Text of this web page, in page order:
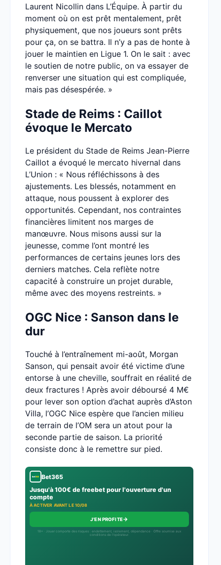
Laurent Nicollin dans L’Équipe. À partir du
moment où on est prêt mentalement, prêt
physiquement, que nos joueurs sont prêts
pour ça, on se battra. Il n’y a pas de honte à
jouer le maintien en Ligue 1. On le sait : avec
le soutien de notre public, on va essayer de
renverser une situation qui est compliquée,
mais pas désespérée. »
Stade de Reims : Caillot
évoque le Mercato
Le président du Stade de Reims Jean-Pierre
Caillot a évoqué le mercato hivernal dans
L’Union : « Nous réfléchissons à des
ajustements. Les blessés, notamment en
attaque, nous poussent à explorer des
opportunités. Cependant, nos contraintes
financières limitent nos marges de
manœuvre. Nous misons aussi sur la
jeunesse, comme l’ont montré les
performances de certains jeunes lors des
derniers matches. Cela reflète notre
capacité à construire un projet durable,
même avec des moyens restreints. »
OGC Nice : Sanson dans le
dur
Touché à l’entraînement mi-août, Morgan
Sanson, qui pensait avoir été victime d’une
entorse à une cheville, souffrait en réalité de
deux fractures ! Après avoir déboursé 4 M€
pour lever son option d’achat auprès d’Aston
Villa, l’OGC Nice espère que l’ancien milieu
de terrain de l’OM sera un atout pour la
seconde partie de saison. La priorité
consiste donc à le remettre sur pied.
Bet365
Jusqu'à 100€ de freebet pour l'ouverture d'un
compte
À ACTIVER AVANT LE 10/08
J'EN PROFITE→
18+ · Jouer comporte des risques : endettement, isolement, dépendance · Offre soumise aux
conditions de l’opérateur.